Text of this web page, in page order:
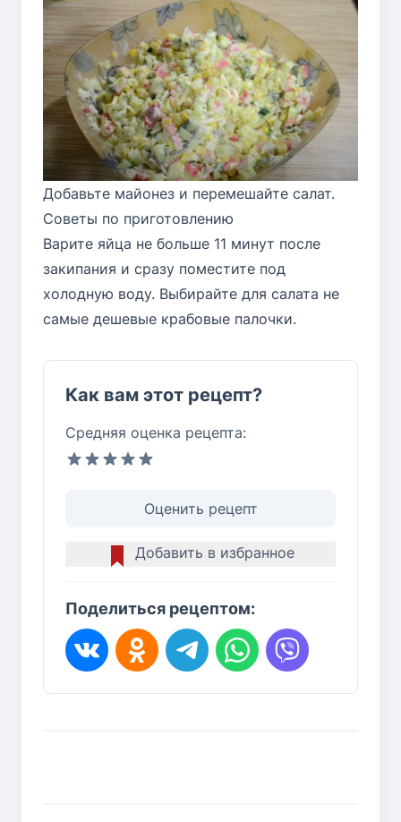
Добавьте майонез и перемешайте салат.
Советы по приготовлению
Варите яйца не больше 11 минут после
закипания и сразу поместите под
холодную воду. Выбирайте для салата не
самые дешевые крабовые палочки.
Как вам этот рецепт?
Средняя оценка рецепта:
Оценить рецепт
Добавить в избранное
Поделиться рецептом: